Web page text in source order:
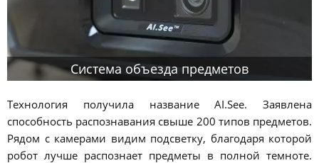
Система объезда предметов
Технология получила название AI.See. Заявлена
способность распознавания свыше 200 типов предметов.
Рядом с камерами видим подсветку, благодаря которой
робот лучше распознает предметы в полной темноте.